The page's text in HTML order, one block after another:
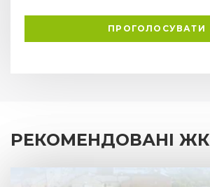
ПРОГОЛОСУВАТИ
РЕКОМЕНДОВАНІ ЖК